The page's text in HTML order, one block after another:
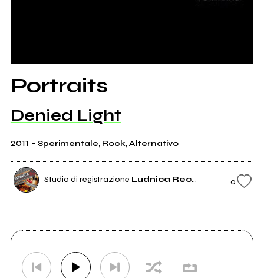
Portraits
Denied Light
2011 - Sperimentale, Rock, Alternativo
Studio di registrazione Ludnica Recordings 0